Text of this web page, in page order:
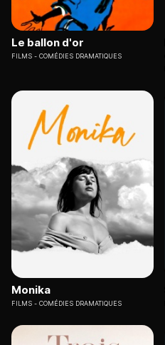
Le ballon d'or
FILMS COMÉDIES DRAMATIQUES
Monika
FILMS COMÉDIES DRAMATIQUES